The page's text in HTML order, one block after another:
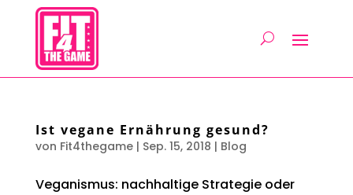
Ist vegane Ernährung gesund?
von Fit4thegame| Sep. 15, 2018 | Blog
Veganismus: nachhaltige Strategie oder